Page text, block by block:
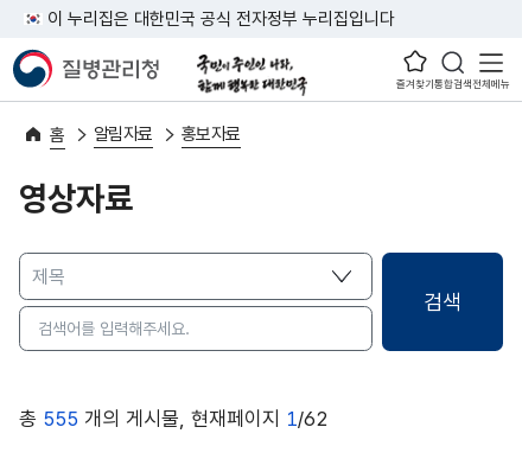
이 누리집은 대한민국 공식 전자정부 누리집입니다
즐겨찾기통합검색전체메뉴
홈 알림자료 홍보자료
영상자료
총 555 개의 게시물, 현재페이지 1/62